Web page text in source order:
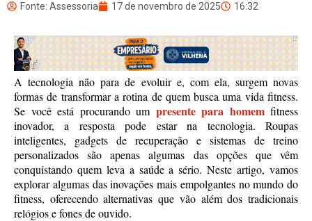
Fonte: Assessoria 17 de novembro de 2025 16:32
A tecnologia não para de evoluir e, com ela, surgem novas
formas de transformar a rotina de quem busca uma vida fitness.
Se você está procurando um presente para homemfitness
inovador, a resposta pode estar na tecnologia. Roupas
inteligentes, gadgets de recuperação e sistemas de treino
personalizados são apenas algumas das opções que vêm
conquistando quem leva a saúde a sério. Neste artigo, vamos
explorar algumas das inovações mais empolgantes no mundo do
fitness, oferecendo alternativas que vão além dos tradicionais
relógios e fones de ouvido.